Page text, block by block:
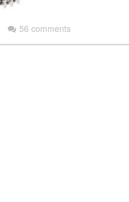
56 comments